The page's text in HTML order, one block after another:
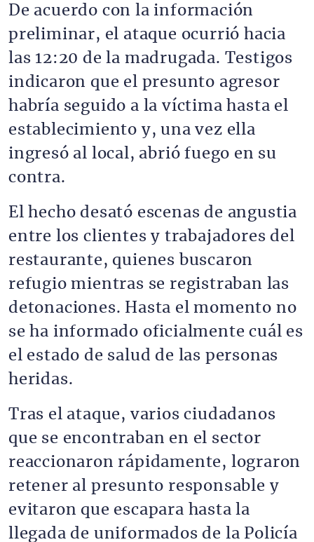
De acuerdo con la información
preliminar, el ataque ocurrió hacia
las 12:20 de la madrugada. Testigos
indicaron que el presunto agresor
habría seguido a la víctima hasta el
establecimiento y, una vez ella
ingresó al local, abrió fuego en su
contra.
El hecho desató escenas de angustia
entre los clientes y trabajadores del
restaurante, quienes buscaron
refugio mientras se registraban las
detonaciones. Hasta el momento no
se ha informado oficialmente cuál es
el estado de salud de las personas
heridas.
Tras el ataque, varios ciudadanos
que se encontraban en el sector
reaccionaron rápidamente, lograron
retener al presunto responsable y
evitaron que escapara hasta la
llegada de uniformados de la Policía